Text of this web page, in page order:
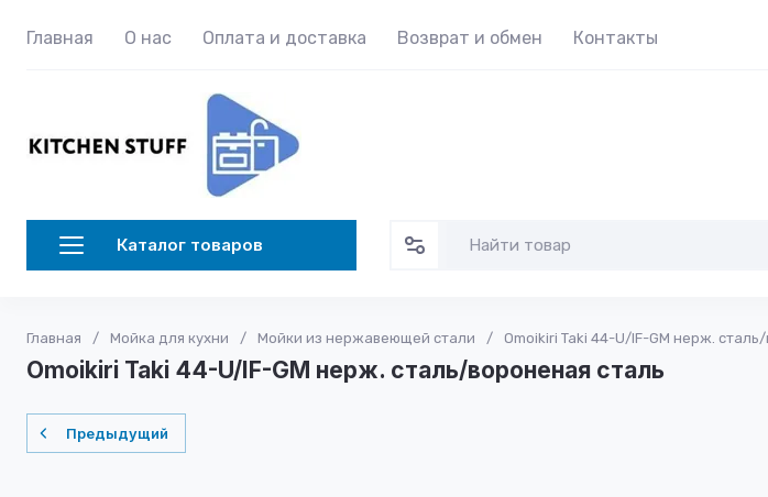
Главная О нас Оплата и доставка Возврат и обмен Контакты
Каталог товаров
Главная / Мойка для кухни / Мойки из нержавеющей стали / Omoikiri Taki 44-U/IF-GM нерж.
Omoikiri Taki 44-U/IF-GM нерж. сталь/вороненая сталь
Предыдущий